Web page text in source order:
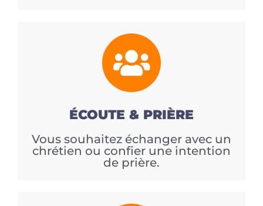
ÉCOUTE & PRIÈRE
Vous souhaitez échanger avec un
chrétien ou confier une intention
de prière.